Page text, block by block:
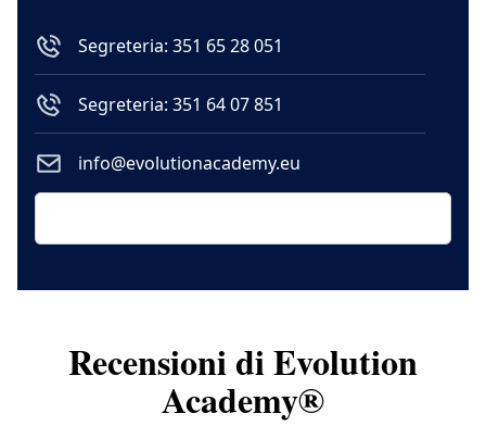
Segreteria: 351 65 28 051
Segreteria: 351 64 07 851
info@evolutionacademy.eu
Recensioni di Evolution
Academy®